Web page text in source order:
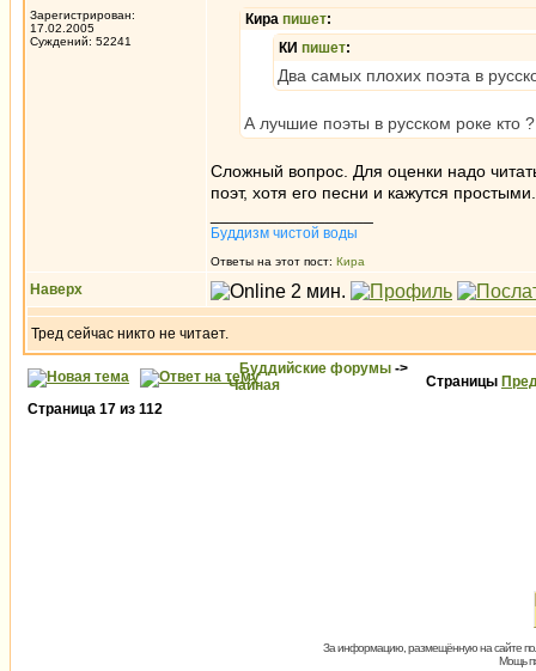
Зарегистрирован:
17.02.2005
Суждений: 52241
Кира пишет:
КИ пишет:
Два самых плохих поэта в
А лучшие поэты в русском роке кто ?
Сложный вопрос. Для оценки надо
поэт, хотя его песни и кажутся простыми.
Буддизм чистой воды
Ответы на этот пост: Кира
Наверх
Тред сейчас никто не читает.
Буддийские форумы ->
Чайная
Страницы
Страница 17 из 112
За информацию, размещённую на сайте
Мощь